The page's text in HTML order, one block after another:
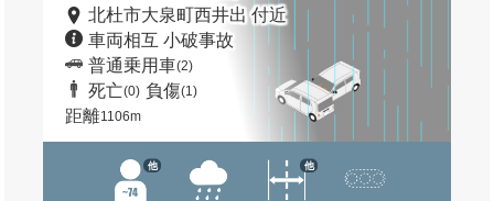
北杜市大泉町西井出 付近
車両相互 小破事故
普通乗用車(2)
死亡(0) 負傷(1)
距離1106m
他 他